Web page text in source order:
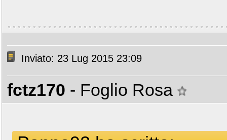
Inviato: 23 Lug 2015 23:09
fctz170 - Foglio Rosa